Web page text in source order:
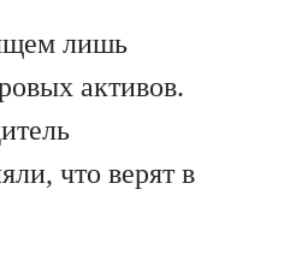
лишь
активов.
что верят в